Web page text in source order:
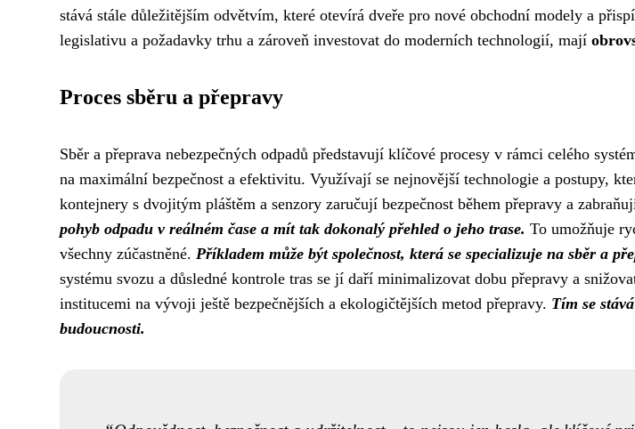
stává stále důležitějším odvětvím, které otevírá dveře pro nové obchodní modely a
legislativu a požadavky trhu a zároveň investovat do moderních technologií, mají
Proces sběru a přepravy
Sběr a přeprava nebezpečných odpadů představují klíčové procesy v rámci celého
na maximální bezpečnost a efektivitu. Využívají se nejnovější technologie a postupy,
kontejnery s dvojitým pláštěm a senzory zaručují bezpečnost během přepravy a
pohyb odpadu v reálném čase a mít tak dokonalý přehled o jeho trase. To umožňuje
všechny zúčastněné. Příkladem může být společnost, která se specializuje na sběr a
systému svozu a důsledné kontrole tras se jí daří minimalizovat dobu přepravy a
institucemi na vývoji ještě bezpečnějších a ekologičtějších metod přepravy. Tím se
budoucnosti.